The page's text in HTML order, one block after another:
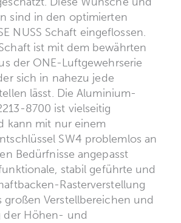
sind in den optimierten
NUSS Schaft eingeflossen.
Schaft ist mit dem bewährten
der ONE-Luftgewehrserie
sich in nahezu jede
lässt. Die Aluminium-
8700 ist vielseitig
kann mit nur einem
SW4 problemlos an
Bedürfnisse angepasst
stabil geführte und
Rasterverstellung
großen Verstellbereichen und
der Höhen- und